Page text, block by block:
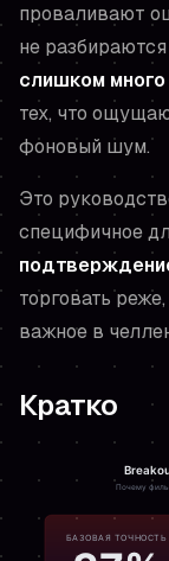
проваливают
не
слишком
тех, что
фоновый шум.
Это
специфичное
торговать
важное в
Кратко